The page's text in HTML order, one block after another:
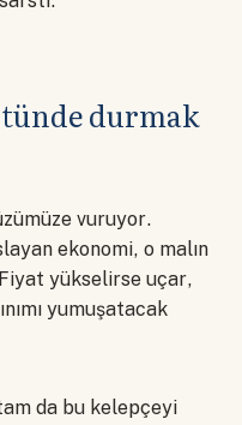
durmak
vuruyor.
ekonomi, o malın
yükselirse uçar,
yumuşatacak
da bu kelepçeyi